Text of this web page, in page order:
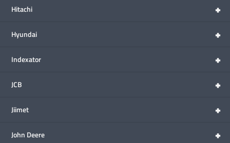
+
Hitachi
+
Hyundai
+
Indexator
+
JCB
+
Jiimet
+
John Deere